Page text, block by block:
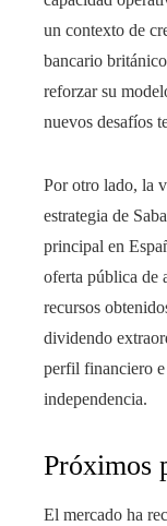
un contexto de
bancario
reforzar su
nuevos desafíos
Por otro lado, la
estrategia de
principal en
oferta pública de
recursos
dividendo
perfil financiero
independencia.
Próximos
El mercado ha